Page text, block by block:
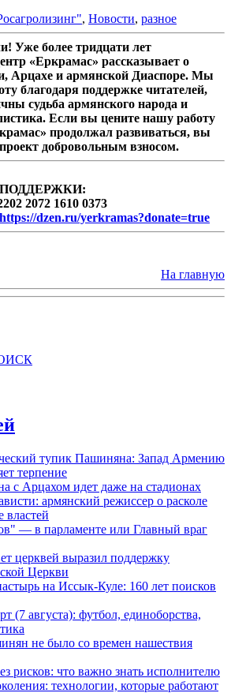
, Новости, разное
Уже более тридцати лет
«Еркрамас» рассказывает о
Арцахе и армянской Диаспоре. Мы
благодаря поддержке читателей,
судьба армянского народа и
Если вы цените нашу работу
продолжал развиваться, вы
добровольным взносом.
2072 1610 0373
https://dzen.ru/yerkramas?donate=true
На главную
тупик Пашиняна: Запад Армению
терпение
с Арцахом идет даже на стадионах
армянский режиссер о расколе
властей
— в парламенте или Главный враг
церквей выразил поддержку
Церкви
на Иссык-Куле: 160 лет поисков
(7 августа): футбол, единоборства,
не было со времен нашествия
рисков: что важно знать исполнителю
технологии, которые работают